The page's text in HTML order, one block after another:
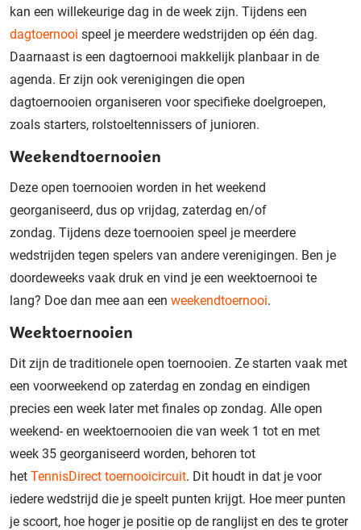
kan een willekeurige dag in de week zijn. Tijdens een
dagtoernooi speel je meerdere wedstrijden op één dag.
Daarnaast is een dagtoernooi makkelijk planbaarin de
agenda. Er zijn ook verenigingen die open
dagtoernooien organiseren voor specifieke doelgroepen,
zoals starters, rolstoeltennissers of junioren.
Weekendtoernooien
Deze open toernooien worden in het weekend
georganiseerd, dus op vrijdag, zaterdag en/of
zondag. Tijdens deze toernooien speel je meerdere
wedstrijden tegen spelers van andere verenigingen. Ben je
doordeweeks vaak druk en vind je een weektoernooi te
lang? Doe dan mee aan een weekendtoernooi.
Weektoernooien
Dit zijn de traditionele open toernooien. Ze starten vaak met
een voorweekend op zaterdag en zondag en eindigen
precies een week later met finales op zondag. Alle open
weekend- en weektoernooien die van week 1 tot en met
week 35 georganiseerd worden, behoren tot
het TennisDirect toernooicircuit. Dit houdt in dat je voor
iedere wedstrijd die je speelt punten krijgt. Hoe meer punten
je scoort, hoe hoger je positie op de ranglijst en des te groter